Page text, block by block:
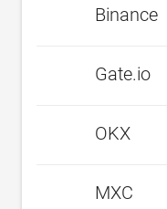
Binance
Gate.io
OKX
MXC